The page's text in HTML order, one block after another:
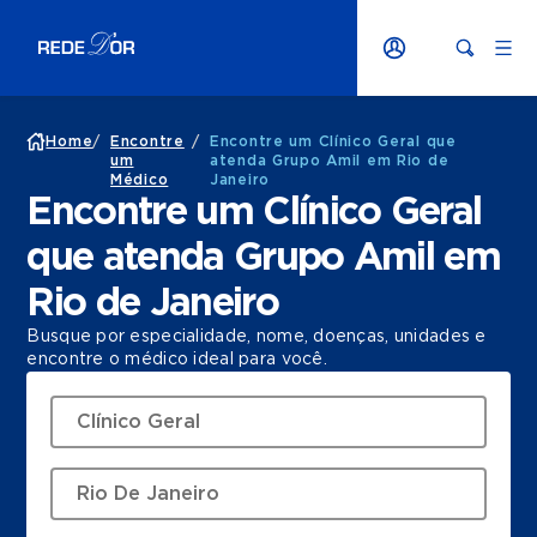
Home/
Encontre
um
Médico
/
Encontre um Clínico Geral que
atenda Grupo Amil em Rio de
Janeiro
Encontre um Clínico Geral
que atenda Grupo Amil em
Rio de Janeiro
Busque por especialidade, nome, doenças, unidades e
encontre o médico ideal para você.